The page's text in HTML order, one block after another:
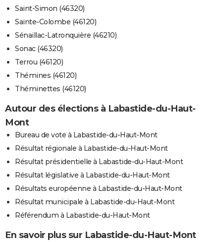
Saint-Simon (46320)
Sainte-Colombe (46120)
Sénaillac-Latronquière (46210)
Sonac (46320)
Terrou (46120)
Thémines (46120)
Théminettes (46120)
Autour des élections à Labastide-du-Haut-
Mont
Bureau de vote à Labastide-du-Haut-Mont
Résultat régionale à Labastide-du-Haut-Mont
Résultat présidentielle à Labastide-du-Haut-Mont
Résultat législative à Labastide-du-Haut-Mont
Résultats européenne à Labastide-du-Haut-Mont
Résultat municipale à Labastide-du-Haut-Mont
Référendum à Labastide-du-Haut-Mont
En savoir plus sur Labastide-du-Haut-Mont